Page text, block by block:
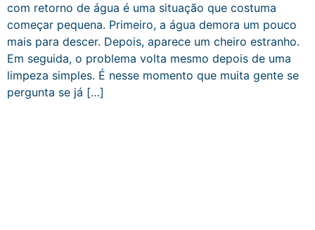
com retorno de água é uma situação que costuma
começar pequena. Primeiro, a água demora um pouco
mais para descer. Depois, aparece um cheiro estranho.
Em seguida, o problema volta mesmo depois de uma
limpeza simples. É nesse momento que muita gente se
pergunta se já […]